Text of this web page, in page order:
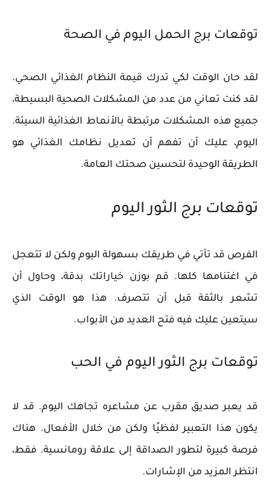
توقعات برج الحمل اليوم في الصحة
لقد حان الوقت لكي تدرك قيمة النظام الغذائي الصحي.
لقد كنت تعاني من عدد من المشكلات الصحية البسيطة،
جميع هذه المشكلات مرتبطة بالأنماط الغذائية السيئة.
اليوم، عليك أن تفهم أن تعديل نظامك الغذائي هو
الطريقة الوحيدة لتحسين صحتك العامة.
توقعات برج الثور اليوم
الفرص قد تأتي في طريقك بسهولة اليوم ولكن لا تتعجل
في اغتنامها كلها. قم بوزن خياراتك بدقة، وحاول أن
تشعر بالثقة قبل أن تتصرف. هذا هو الوقت الذي
سيتعين عليك فيه فتح العديد من الأبواب.
توقعات برج الثور اليوم في الحب
قد يعبر صديق مقرب عن مشاعره تجاهك اليوم. قد لا
يكون هذا التعبير لفظيًا ولكن من خلال الأفعال. هناك
فرصة كبيرة لتطور الصداقة إلى علاقة رومانسية. فقط،
انتظر المزيد من الإشارات.